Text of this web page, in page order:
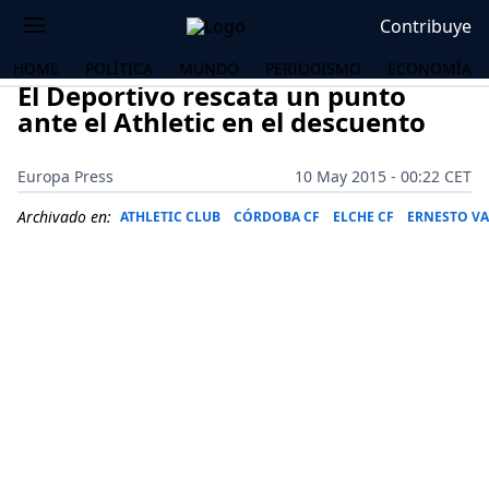
Contribuye
HOME POLÍTICA MUNDO PERIODISMO ECONOMÍA
El Deportivo rescata un punto
ante el Athletic en el descuento
Europa Press
10 May 2015 - 00:22 CET
Archivado en: ATHLETIC CLUB CÓRDOBA CF ELCHE CF ERNESTO